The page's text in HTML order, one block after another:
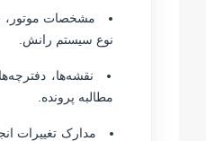
مشخصات موتور،
نوع سیستم رانش.
نقشه‌ها،
مطالبه پرونده.
مدارک تغییرات